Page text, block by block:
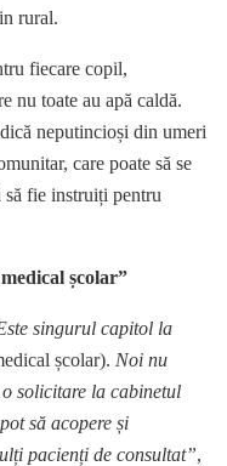
rural.
fiecare copil,
nu toate au apă caldă.
neputincioși din umeri
care poate să se
fie instruiți pentru
școlar”
singurul capitol la
școlar). Noi nu
solicitare la cabinetul
să acopere și
pacienți de consultat”,